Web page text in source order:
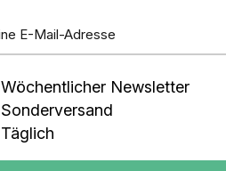
Wöchentlicher Newsletter
Sonderversand
Täglich